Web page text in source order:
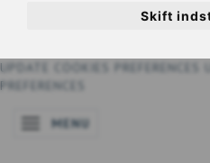
Skift
UPDATE COOKIES PREFERENCES
PREFERENCES
BASCULER LA NAVIGATION
MENU